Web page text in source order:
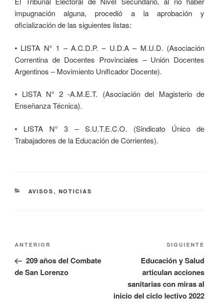
impugnación alguna, procedió a la aprobación y
oficialización de las siguientes listas:
• LISTA N° 1 – A.C.D.P. – U.D.A – M.U.D. (Asociación
Correntina de Docentes Provinciales – Unión Docentes
Argentinos – Movimiento Unificador Docente).
• LISTA N° 2 -A.M.E.T. (Asociación del Magisterio de
Enseñanza Técnica).
• LISTA N° 3 – S.U.T.E.C.O. (Sindicato Único de
Trabajadores de la Educación de Corrientes).
AVISOS , NOTICIAS
ANTERIOR
209 años del Combate
de San Lorenzo
SIGUIENTE
Educación y Salud
articulan acciones
sanitarias con miras al
inicio del ciclo lectivo 2022